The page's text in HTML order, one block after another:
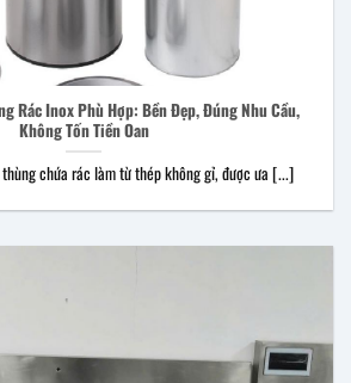
Rác Inox Phù Hợp: Bền Đẹp, Đúng Nhu Cầu,
Không Tốn Tiền Oan
chứa rác làm từ thép không gỉ, được ưa [...]